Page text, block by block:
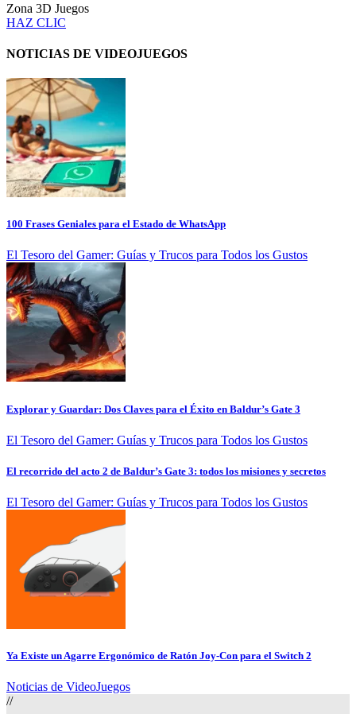
Zona 3D Juegos
HAZ CLIC
NOTICIAS DE VIDEOJUEGOS
100 Frases Geniales para el Estado de WhatsApp
El Tesoro del Gamer: Guías y Trucos para Todos los Gustos
Explorar y Guardar: Dos Claves para el Éxito en Baldur’s Gate 3
El Tesoro del Gamer: Guías y Trucos para Todos los Gustos
El recorrido del acto 2 de Baldur’s Gate 3: todos los misiones y secretos
El Tesoro del Gamer: Guías y Trucos para Todos los Gustos
Ya Existe un Agarre Ergonómico de Ratón Joy-Con para el Switch 2
Noticias de VideoJuegos
//